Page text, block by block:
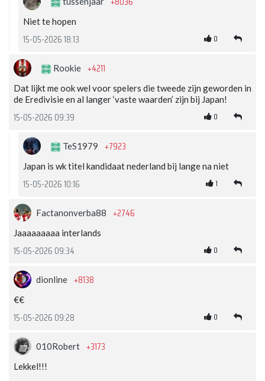
Niet te hopen
15-05-2026 18:13 0
Rookie +4211
Dat lijkt me ook wel voor spelers die tweede zijn geworden in
de Eredivisie en al langer ‘vaste waarden’ zijn bij Japan!
15-05-2026 09:39 0
TeS1979 +7923
Japan is wk titel kandidaat nederland bij lange na niet
15-05-2026 10:16 1
Factanonverba88 +2746
Jaaaaaaaaa interlands
15-05-2026 09:34 0
dionline +8138
€€
15-05-2026 09:28 0
010Robert +3173
Lekkel!!!